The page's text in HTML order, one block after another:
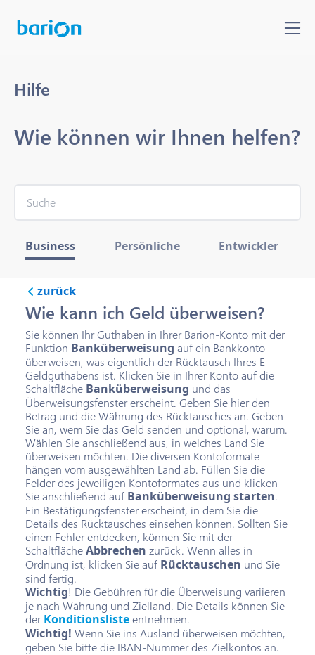
Hilfe
Wie können wir Ihnen helfen?
Business Persönliche Entwickler
zurück
Wie kann ich Geld überweisen?
Sie können Ihr Guthaben in Ihrer Barion-Konto mit der
Funktion Banküberweisung auf ein Bankkonto
überweisen, was eigentlich der Rücktausch Ihres E-
Geldguthabens ist. Klicken Sie in Ihrer Konto auf die
Schaltfläche Banküberweisung und das
Überweisungsfenster erscheint. Geben Sie hier den
Betrag und die Währung des Rücktausches an. Geben
Sie an, wem Sie das Geld senden und optional, warum.
Wählen Sie anschließend aus, in welches Land Sie
überweisen möchten. Die diversen Kontoformate
hängen vom ausgewählten Land ab. Füllen Sie die
Felder des jeweiligen Kontoformates aus und klicken
Sie anschließend auf Banküberweisung starten.
Ein Bestätigungsfenster erscheint, in dem Sie die
Details des Rücktausches einsehen können. Sollten Sie
einen Fehler entdecken, können Sie mit der
SchaltflächeAbbrechen zurück. Wenn alles in
Ordnung ist, klicken Sie auf Rücktauschen und Sie
sind fertig.
Wichtig! Die Gebühren für die Überweisung variieren
je nach Währung und Zielland. Die Details können Sie
derKonditionslisteentnehmen.
Wichtig! Wenn Sie ins Ausland überweisen möchten,
geben Sie bitte die IBAN-Nummer des Zielkontos an.